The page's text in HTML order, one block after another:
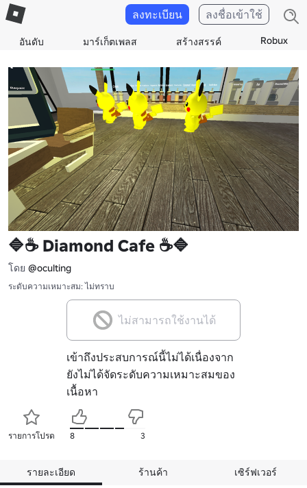
อันดับ มาร์เก็ตเพลส สร้างสรรค์ Robux
ลงทะเบียน ลงชื่อเข้าใช้
🔷☕ Diamond Cafe ☕🔷
โดย @oculting
ระดับความเหมาะสม: ไม่ทราบ
ไม่สามารถใช้งานได้
เข้าถึงประสบการณ์นี้ไม่ได้เนื่องจาก
ยังไม่ได้จัดระดับความเหมาะสมของ
เนื้อหา
รายการโปรด 8 3
รายละเอียด ร้านค้า เซิร์ฟเวอร์